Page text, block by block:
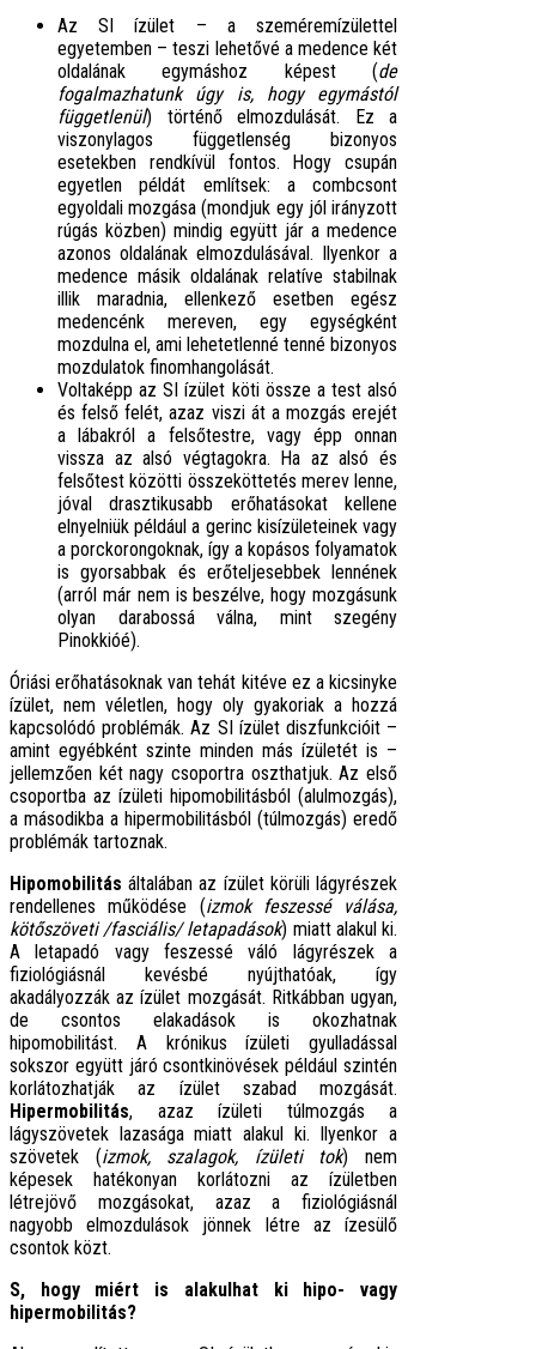
Az SI ízület – a szeméremízülettel
egyetemben – teszi lehetővé a medence két
oldalának egymáshoz képest (de
fogalmazhatunk úgy is, hogy egymástól
függetlenül) történő elmozdulását. Ez a
viszonylagos függetlenség bizonyos
esetekben rendkívül fontos. Hogy csupán
egyetlen példát említsek: a combcsont
egyoldali mozgása (mondjuk egy jól irányzott
rúgás közben) mindig együtt jár a medence
azonos oldalának elmozdulásával. Ilyenkor a
medence másik oldalának relatíve stabilnak
illik maradnia, ellenkező esetben egész
medencénk mereven, egy egységként
mozdulna el, ami lehetetlenné tenné bizonyos
mozdulatok finomhangolását.
Voltaképp az SI ízület köti össze a test alsó
és felső felét, azaz viszi át a mozgás erejét
a lábakról a felsőtestre, vagy épp onnan
vissza az alsó végtagokra. Ha az alsó és
felsőtest közötti összeköttetés merev lenne,
jóval drasztikusabb erőhatásokat kellene
elnyelniük például a gerinc kisízületeinek vagy
a porckorongoknak, így a kopásos folyamatok
is gyorsabbak és erőteljesebbek lennének
(arról már nem is beszélve, hogy mozgásunk
olyan darabossá válna, mint szegény
Pinokkióé).
Óriási erőhatásoknak van tehát kitéve ez a kicsinyke
ízület, nem véletlen, hogy oly gyakoriak a hozzá
kapcsolódó problémák. Az SI ízület diszfunkcióit –
amint egyébként szinte minden más ízületét is –
jellemzően két nagy csoportra oszthatjuk. Az első
csoportba az ízületi hipomobilitásból (alulmozgás),
a másodikba a hipermobilitásból (túlmozgás) eredő
problémák tartoznak.
Hipomobilitás általában az ízület körüli lágyrészek
rendellenes működése (izmok feszessé válása,
kötőszöveti /fasciális/ letapadások) miatt alakul ki.
A letapadó vagy feszessé váló lágyrészek a
fiziológiásnál kevésbé nyújthatóak, így
akadályozzák az ízület mozgását. Ritkábban ugyan,
de csontos elakadások is okozhatnak
hipomobilitást. A krónikus ízületi gyulladással
sokszor együtt járó csontkinövések például szintén
korlátozhatják az ízület szabad mozgását.
Hipermobilitás, azaz ízületi túlmozgás a
lágyszövetek lazasága miatt alakul ki. Ilyenkor a
szövetek (izmok, szalagok, ízületi tok) nem
képesek hatékonyan korlátozni az ízületben
létrejövő mozgásokat, azaz a fiziológiásnál
nagyobb elmozdulások jönnek létre az ízesülő
csontok közt.
S, hogy miért is alakulhat ki hipo- vagy
hipermobilitás?